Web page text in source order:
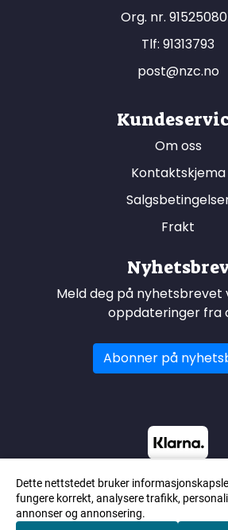
Org. nr.
Tlf: 91313793
post@nzc.no
Om oss
Kontaktskjema
Frakt
Meld deg på nyhetsbrevet
oppdateringer fra
Abonner på
Dette nettstedet bruker
fungere korrekt, analysere trafikk,
annonser og annonsering.